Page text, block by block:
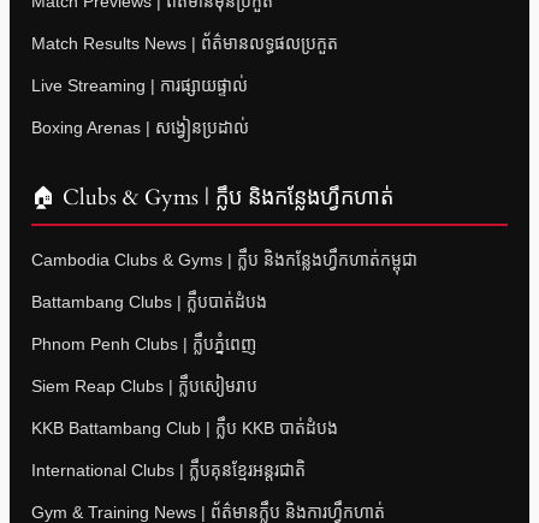
Match Results News | ព័ត៌មានលទ្ធផលប្រកួត
Live Streaming | ការផ្សាយផ្ទាល់
Boxing Arenas | សង្វៀនប្រដាល់
🏠 Clubs & Gyms | ក្លឹប និងកន្លែងហ្វឹកហាត់
Cambodia Clubs & Gyms | ក្លឹប និងកន្លែងហ្វឹកហាត់កម្ពុជា
Battambang Clubs | ក្លឹបបាត់ដំបង
Phnom Penh Clubs | ក្លឹបភ្នំពេញ
Siem Reap Clubs | ក្លឹបសៀមរាប
KKB Battambang Club | ក្លឹប KKB បាត់ដំបង
International Clubs | ក្លឹបគុនខ្មែរអន្តរជាតិ
Gym & Training News | ព័ត៌មានក្លឹប និងការហ្វឹកហាត់